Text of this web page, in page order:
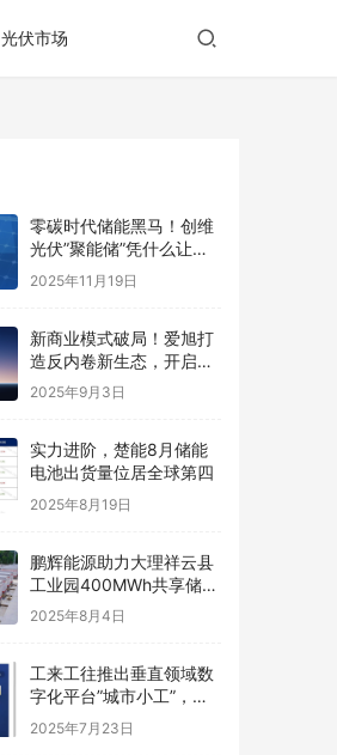
光伏市场
零碳时代储能黑马！创维
光伏”聚能储”凭什么让业
主躺着收钱？
2025年11月19日
新商业模式破局！爱旭打
造反内卷新生态，开启光
伏价值新周期
2025年9月3日
实力进阶，楚能8月储能
电池出货量位居全球第四
2025年8月19日
鹏辉能源助力大理祥云县
工业园400MWh共享储能
电站并网，加速新型电力
系统构建
2025年8月4日
工来工往推出垂直领域数
字化平台”城市小工”，破
解工业安装行业资源匹配
2025年7月23日